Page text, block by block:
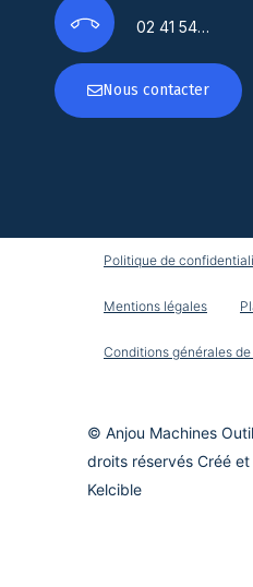
02 41 54…
Nous contacter
Politique de
Mentions légales
Conditions générales
© Anjou Machines
droits réservés Créé
Kelcible